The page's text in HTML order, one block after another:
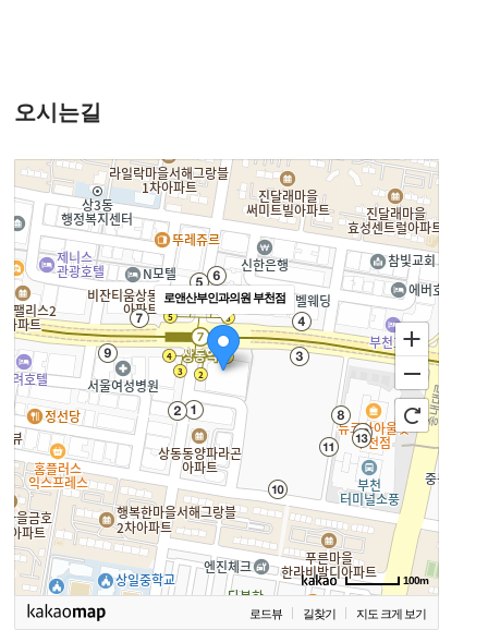
오시는길
로앤산부인과의원 부천점
100m
로드뷰 길찾기 지도 크게 보기